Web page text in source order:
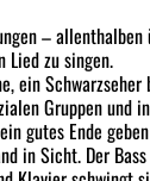
–
Lied zu singen.
ein Schwarzseher
Gruppen und
gutes Ende
in Sicht. Der